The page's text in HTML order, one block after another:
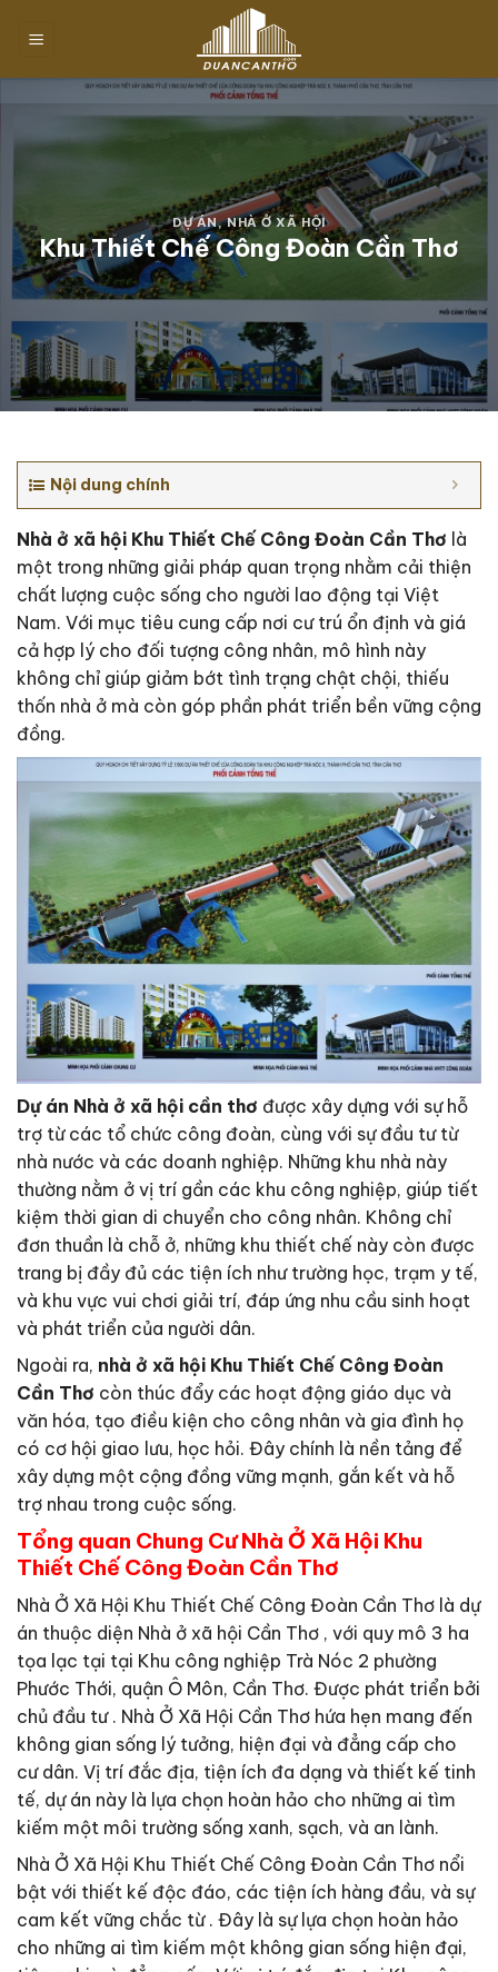
đến
DỰ ÁN,NHÀ Ở XÃ HỘI
Khu Thiết Chế Công Đoàn Cần Thơ
Nội dung chính
Nhà ở xã hội Khu Thiết Chế Công Đoàn Cần Thơ là
một trong những giải pháp quan trọng nhằm cải thiện
chất lượng cuộc sống cho người lao động tại Việt
Nam. Với mục tiêu cung cấp nơi cư trú ổn định và giá
cả hợp lý cho đối tượng công nhân, mô hình này
không chỉ giúp giảm bớt tình trạng chật chội, thiếu
thốn nhà ở mà còn góp phần phát triển bền vững cộng
đồng.
Dự án Nhà ở xã hội cần thơ được xây dựng với sự hỗ
trợ từ các tổ chức công đoàn, cùng với sự đầu tư từ
nhà nước và các doanh nghiệp. Những khu nhà này
thường nằm ở vị trí gần các khu công nghiệp, giúp tiết
kiệm thời gian di chuyển cho công nhân. Không chỉ
đơn thuần là chỗ ở, những khu thiết chế này còn được
trang bị đầy đủ các tiện ích như trường học, trạm y tế,
và khu vực vui chơi giải trí, đáp ứng nhu cầu sinh hoạt
và phát triển của người dân.
Ngoài ra, nhà ở xã hội Khu Thiết Chế Công Đoàn
Cần Thơ còn thúc đẩy các hoạt động giáo dục và
văn hóa, tạo điều kiện cho công nhân và gia đình họ
có cơ hội giao lưu, học hỏi. Đây chính là nền tảng để
xây dựng một cộng đồng vững mạnh, gắn kết và hỗ
trợ nhau trong cuộc sống.
Tổng quan Chung Cư Nhà Ở Xã Hội Khu
Thiết Chế Công Đoàn Cần Thơ
Nhà Ở Xã Hội Khu Thiết Chế Công Đoàn Cần Thơ là dự
án thuộc diện Nhà ở xã hội Cần Thơ , với quy mô 3 ha
tọa lạc tại tại Khu công nghiệp Trà Nóc 2 phường
Phước Thới, quận Ô Môn, Cần Thơ. Được phát triển bởi
chủ đầu tư . Nhà Ở Xã Hội Cần Thơ hứa hẹn mang đến
không gian sống lý tưởng, hiện đại và đẳng cấp cho
cư dân. Vị trí đắc địa, tiện ích đa dạng và thiết kế tinh
tế, dự án này là lựa chọn hoàn hảo cho những ai tìm
kiếm một môi trường sống xanh, sạch, và an lành.
Nhà Ở Xã Hội Khu Thiết Chế Công Đoàn Cần Thơ nổi
bật với thiết kế độc đáo, các tiện ích hàng đầu, và sự
cam kết vững chắc từ . Đây là sự lựa chọn hoàn hảo
cho những ai tìm kiếm một không gian sống hiện đại,